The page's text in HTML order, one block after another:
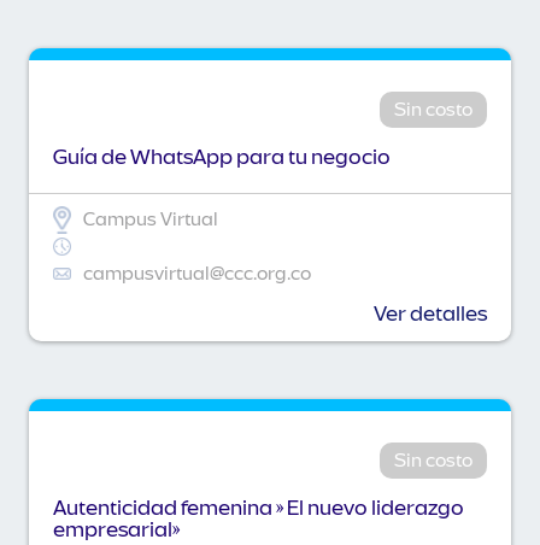
Sin costo
Guía de WhatsApp para tu negocio
Campus Virtual
campusvirtual@ccc.org.co
Ver detalles
Sin costo
Autenticidad femenina » El nuevo liderazgo
empresarial»